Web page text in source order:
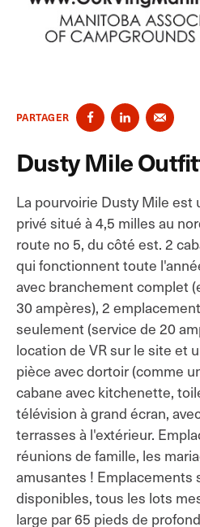
PARTAGER
Dusty Mile
La pourvoirie Dusty Mile est
privé situé à 4,5 milles au
route no 5, du côté est. 2
qui fonctionnent toute
avec branchement complet
30 ampères), 2
seulement (service de 20
location de VR sur le site et
pièce avec dortoir (comme
cabane avec kitchenette,
télévision à grand écran,
terrasses à l'extérieur.
réunions de famille, les
amusantes ! Emplacements
disponibles, tous les lots
large par 65 pieds de